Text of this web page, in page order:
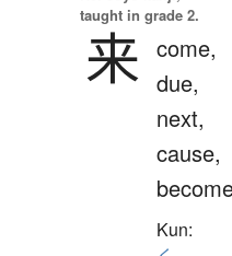
taught in grade 2.
来 come,
due,
next,
cause,
Kun: